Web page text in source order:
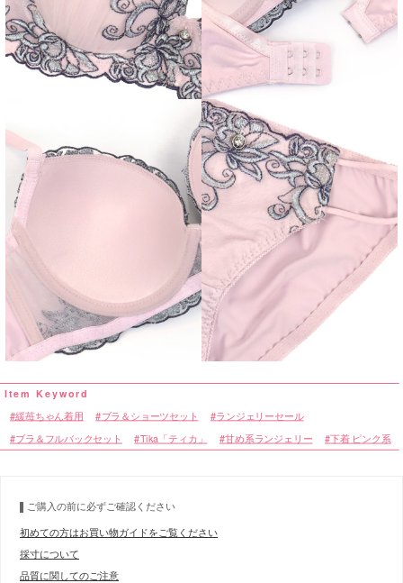
緩苺ちゃん着用 ブラ＆ショーツセット ランジェリーセール
ブラ＆フルバックセット Tika「ティカ」 甘め系ランジェリー 下着 ピンク系
ご購入の前に必ずご確認ください
初めての方はお買い物ガイドをご覧ください
採寸について
品質に関してのご注意